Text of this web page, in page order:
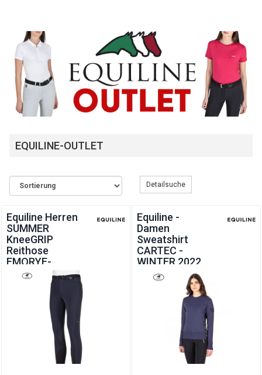
EQUILINE-OUTLET
Detailsuche
Equiline Herren
SUMMER
KneeGRIP
Reithose
EMORYE-
SUMMER 2021
Equiline -
Damen
Sweatshirt
CARTEC -
WINTER 2022